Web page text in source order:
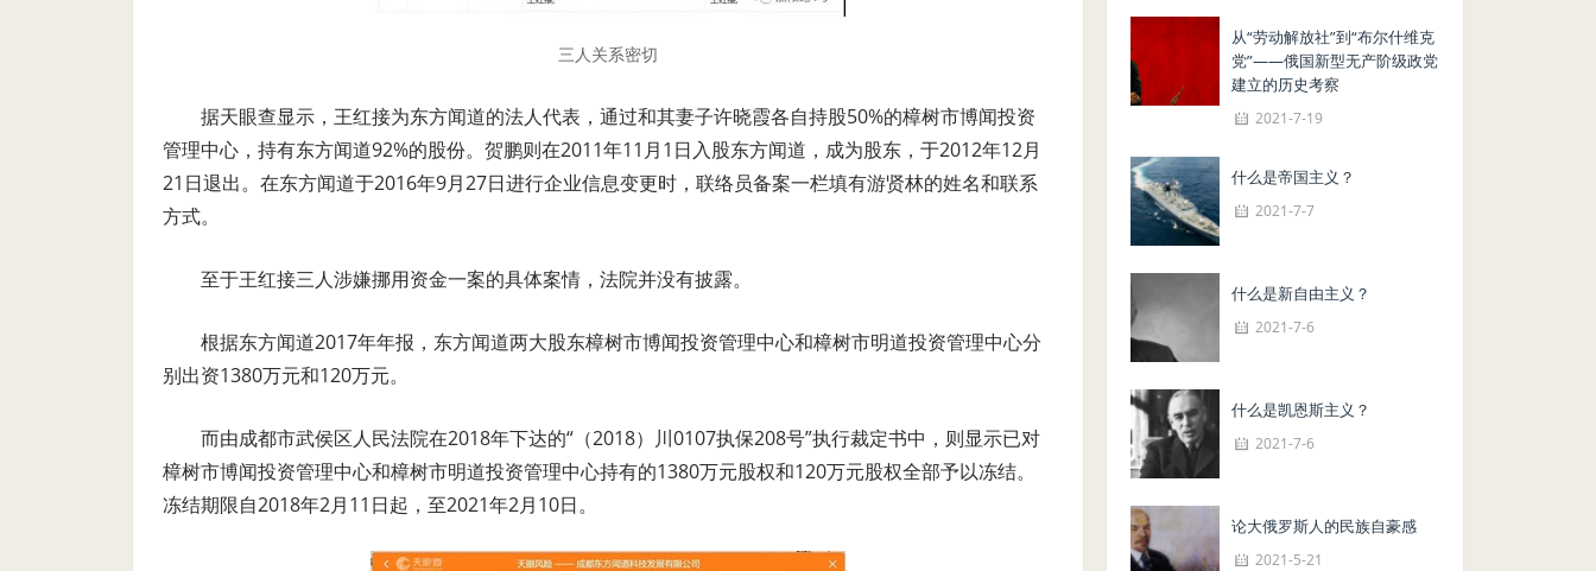
三人关系密切
据天眼查显示，王红接为东方闻道的法人代表，通过和其妻子许晓霞各自持股50%的樟树市博闻投资
管理中心，持有东方闻道92%的股份。贺鹏则在2011年11月1日入股东方闻道，成为股东，于2012年12月
21日退出。在东方闻道于2016年9月27日进行企业信息变更时，联络员备案一栏填有游贤林的姓名和联系
方式。
至于王红接三人涉嫌挪用资金一案的具体案情，法院并没有披露。
根据东方闻道2017年年报，东方闻道两大股东樟树市博闻投资管理中心和樟树市明道投资管理中心分
别出资1380万元和120万元。
而由成都市武侯区人民法院在2018年下达的“（2018）川0107执保208号”执行裁定书中，则显示已对
樟树市博闻投资管理中心和樟树市明道投资管理中心持有的1380万元股权和120万元股权全部予以冻结。
冻结期限自2018年2月11日起，至2021年2月10日。
从“劳动解放社”到“布尔什维克
党”——俄国新型无产阶级政党
建立的历史考察
2021-7-19
什么是帝国主义？
2021-7-7
什么是新自由主义？
2021-7-6
什么是凯恩斯主义？
2021-7-6
论大俄罗斯人的民族自豪感
2021-5-21